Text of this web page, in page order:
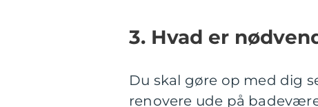
3. Hvad er
Du skal gøre op med dig
renovere ude på